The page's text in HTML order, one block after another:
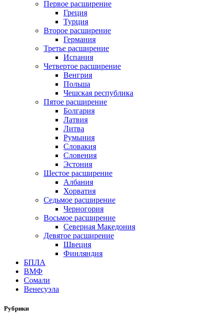
Первое расширение
Греция
Турция
Второе расширение
Германия
Третье расширение
Испания
Четвертое расширение
Венгрия
Польша
Чешская республика
Пятое расширение
Болгария
Латвия
Литва
Румыния
Словакия
Словения
Эстония
Шестое расширение
Албания
Хорватия
Седьмое расширение
Черногория
Восьмое расширение
Северная Македония
Девятое расширение
Швеция
Финляндия
БПЛА
ВМФ
Сомали
Венесуэла
Рубрики